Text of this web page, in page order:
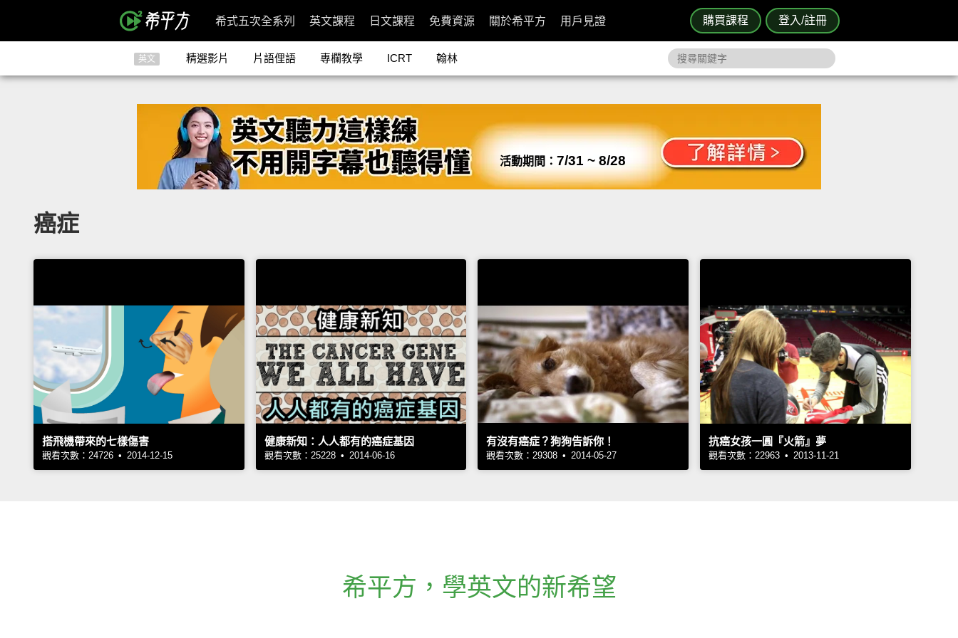
購買課程 登入/註冊
希式五次全系列 英文課程 日文課程 免費資源 關於希平方 用戶見證
英文 精選影片 片語俚語 專欄教學 ICRT 翰林
活動期間： 7/31 ~ 8/28
癌症
搭飛機帶來的七樣傷害
觀看次數：24726 • 2014-12-15
健康新知：人人都有的癌症基因
觀看次數：25228 • 2014-06-16
有沒有癌症？狗狗告訴你！
觀看次數：29308 • 2014-05-27
抗癌女孩一圓『火箭』夢
觀看次數：22963 • 2013-11-21
希平方 ， 學英文的新希望